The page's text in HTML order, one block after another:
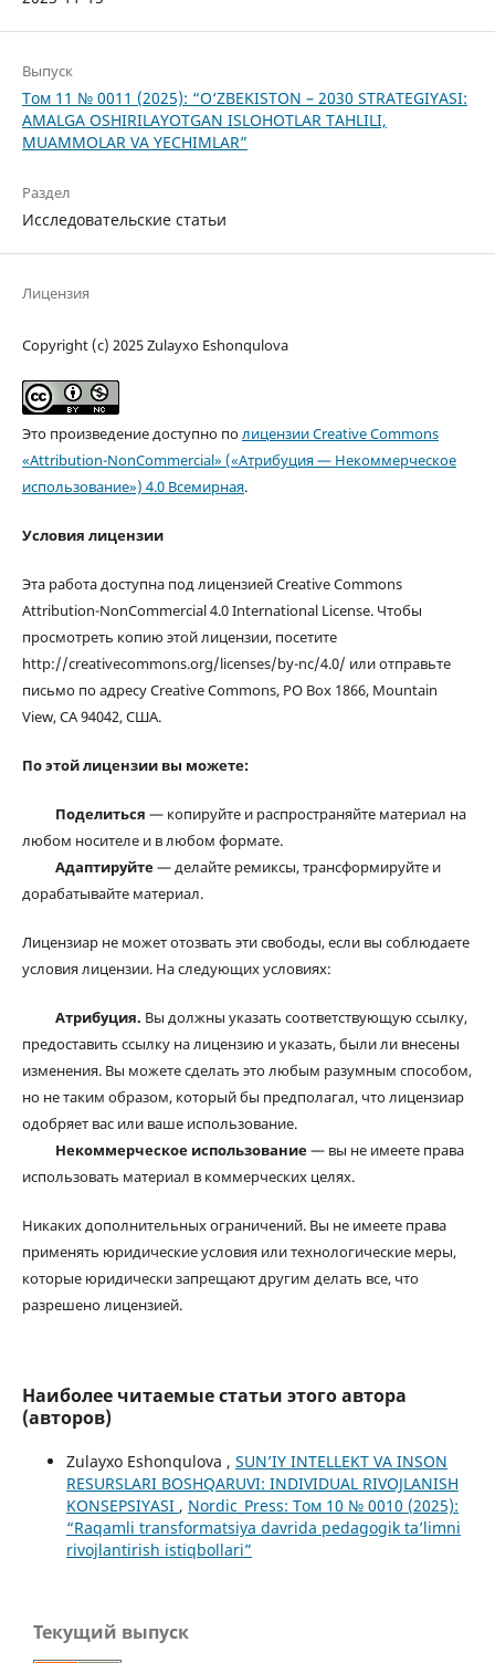
Выпуск
Том 11 № 0011 (2025): “O‘ZBEKISTON – 2030 STRATEGIYASI:
AMALGA OSHIRILAYOTGAN ISLOHOTLAR TAHLILI,
MUAMMOLAR VA YECHIMLAR”
Раздел
Исследовательские статьи
Лицензия
Copyright (c) 2025 Zulayxo Eshonqulova
Это произведение доступно полицензии Creative Commons
«Attribution-NonCommercial» («Атрибуция — Некоммерческое
использование») 4.0 Всемирная.
Условия лицензии
Эта работа доступна под лицензией Creative Commons
Attribution-NonCommercial 4.0 International License. Чтобы
просмотреть копию этой лицензии, посетите
http://creativecommons.org/licenses/by-nc/4.0/ или отправьте
письмо по адресу Creative Commons, PO Box 1866, Mountain
View, CA 94042, США.
По этой лицензии вы можете:
Поделиться — копируйте и распространяйте материал на
любом носителе и в любом формате.
Адаптируйте— делайте ремиксы, трансформируйте и
дорабатывайте материал.
Лицензиар не может отозвать эти свободы, если вы соблюдаете
условия лицензии. На следующих условиях:
Атрибуция. Вы должны указать соответствующую ссылку,
предоставить ссылку на лицензию и указать, были ли внесены
изменения. Вы можете сделать это любым разумным способом,
но не таким образом, который бы предполагал, что лицензиар
одобряет вас или ваше использование.
Некоммерческое использование— вы не имеете права
использовать материал в коммерческих целях.
Никаких дополнительных ограничений. Вы не имеете права
применять юридические условия или технологические меры,
которые юридически запрещают другим делать все, что
разрешено лицензией.
Наиболее читаемые статьи этого автора
(авторов)
Zulayxo Eshonqulova , SUN’IY INTELLEKT VA INSON
RESURSLARI BOSHQARUVI: INDIVIDUAL RIVOJLANISH
KONSEPSIYASI , Nordic_Press: Том 10 № 0010 (2025):
“Raqamli transformatsiya davrida pedagogik ta’limni
rivojlantirish istiqbollari”
Текущий выпуск